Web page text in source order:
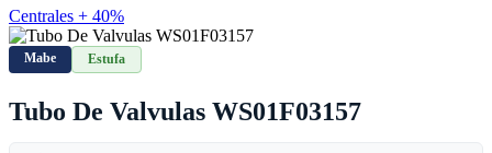
Centrales + 40%
Mabe Estufa
Tubo De Valvulas WS01F03157